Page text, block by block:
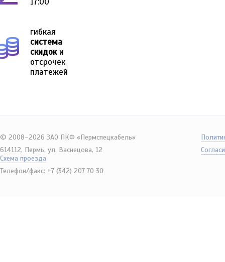
гибкая
система
скидоки
отсрочек
платежей
© 2008–2026 ЗАО ПКФ «Пермспецкабель»
614112, Пермь, ул. Васнецова, 12
Схема проезда
Телефон/факс: +7 (342) 207 70 30